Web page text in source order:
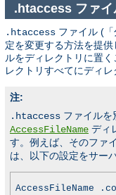
.htaccess ファイ
.htaccess ファイル (
定を変更する方法を提
ルをディレクトリに置
レクトリすべてにディ
注:
.htaccess ファイルを
AccessFileName ディ
す。例えば、そのファ
は、以下の設定をサー
AccessFileName